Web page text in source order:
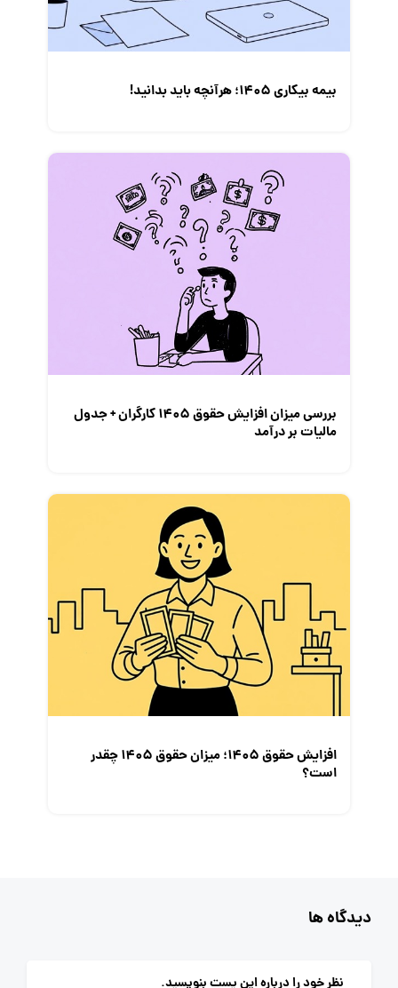
معرفی مشاغل
بیمه بیکاری ۱۴۰۵؛ هرآنچه باید بدانید!
بررسی میزان افزایش حقوق 1405 کارگران + جدول
مالیات بر درآمد
افزایش حقوق 1405؛ میزان حقوق 1405 چقدر
است؟
ها
نظر خود را درباره این پست بنویسید.